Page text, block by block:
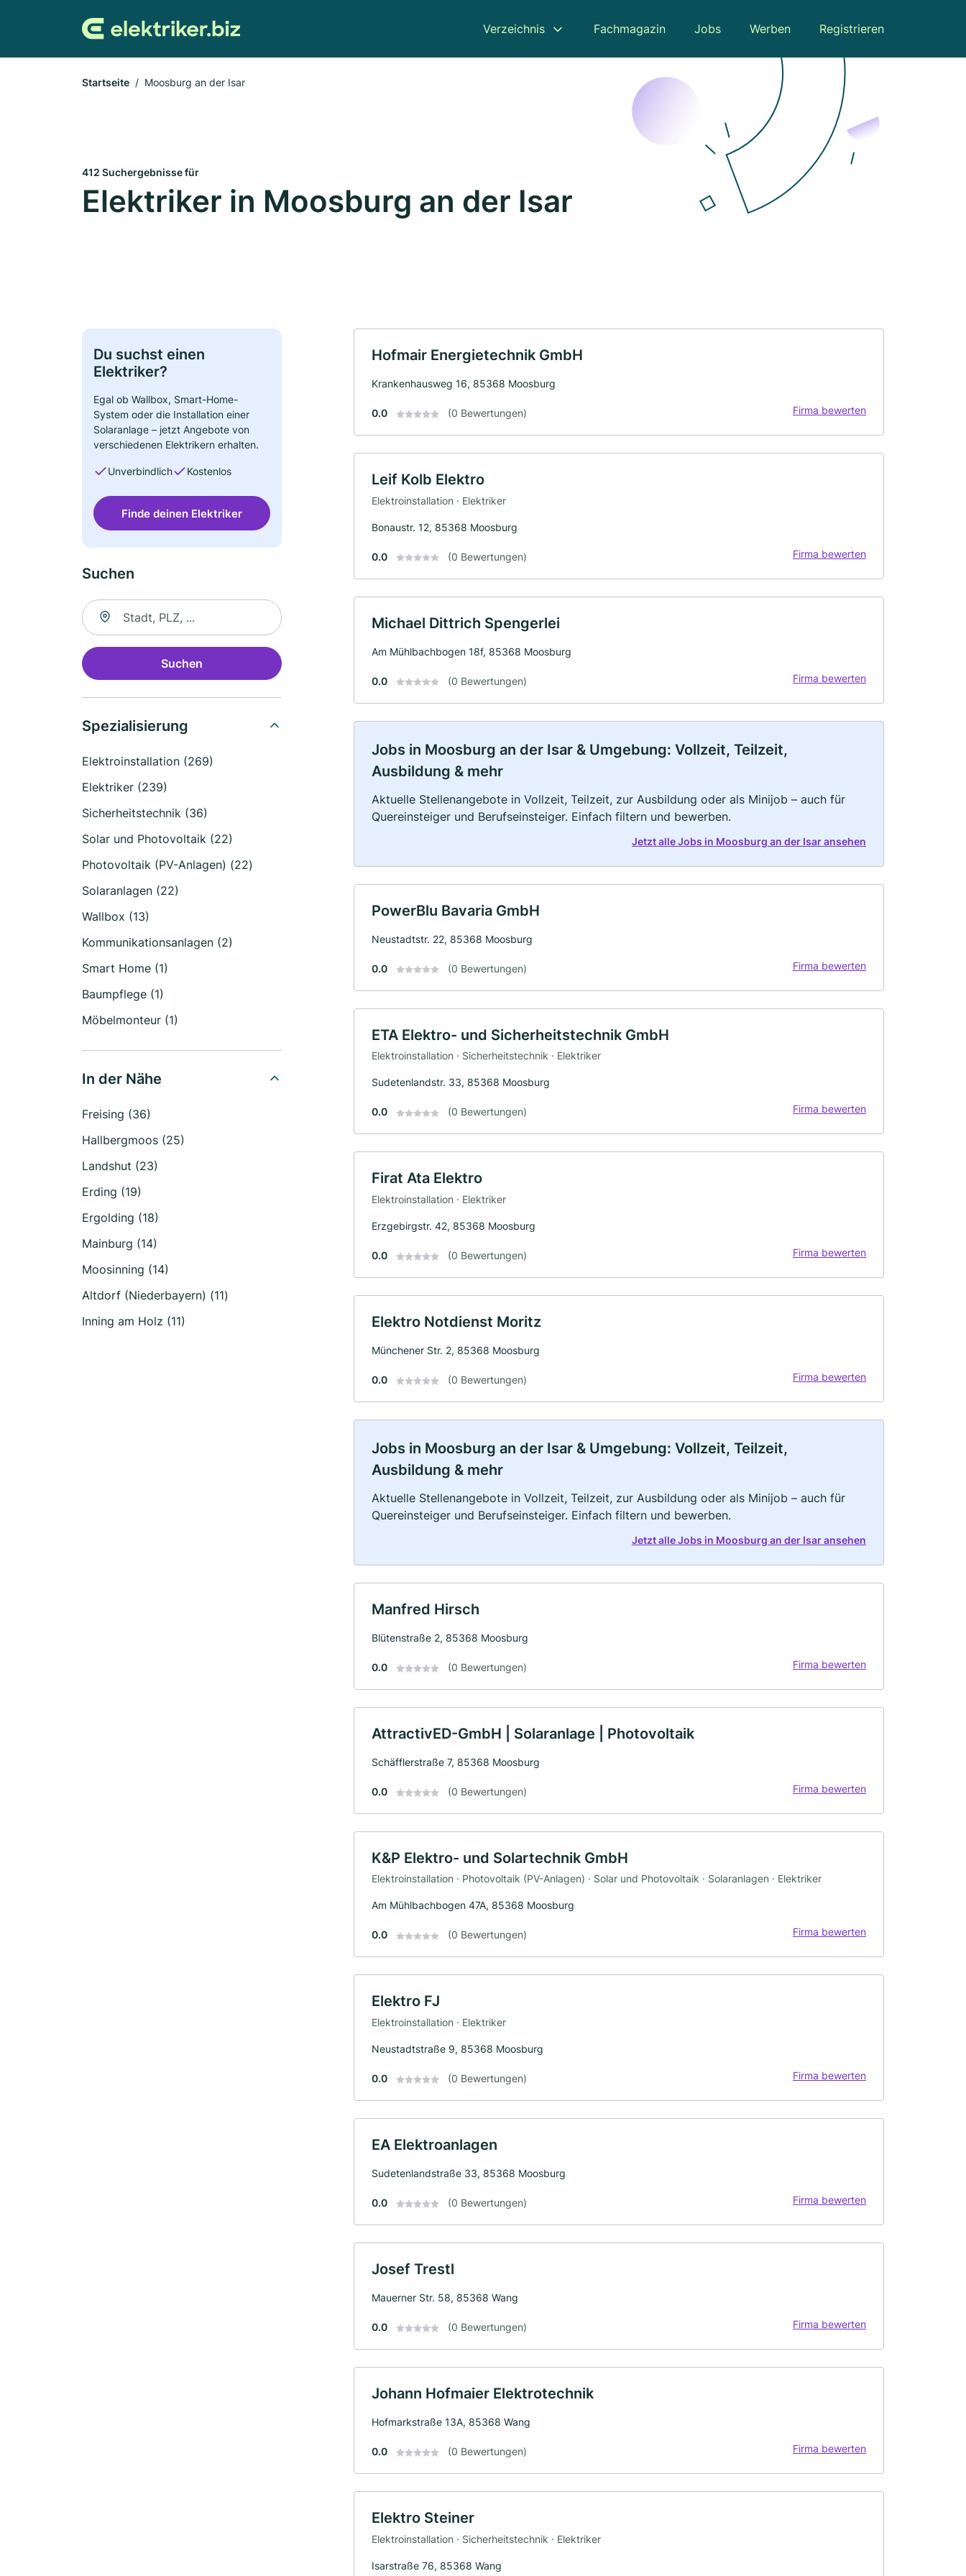
Verzeichnis Fachmagazin Jobs Werben Registrieren
Startseite Moosburg an der Isar
412 Suchergebnisse für
Elektriker in Moosburg an der Isar
Du suchst einen
Elektriker?
Egal ob Wallbox, Smart-Home-
System oder die Installation einer
Solaranlage – jetzt Angebote von
verschiedenen Elektrikern erhalten.
Unverbindlich Kostenlos
Finde deinen Elektriker
Suchen
Suche nach Ort
Suchen
Spezialisierung
Elektroinstallation (269)
Elektriker (239)
Sicherheitstechnik (36)
Solar und Photovoltaik (22)
Photovoltaik (PV-Anlagen) (22)
Solaranlagen (22)
Wallbox (13)
Kommunikationsanlagen (2)
Smart Home (1)
Baumpflege (1)
Möbelmonteur (1)
In der Nähe
Freising (36)
Hallbergmoos (25)
Landshut (23)
Erding (19)
Ergolding (18)
Mainburg (14)
Moosinning (14)
Altdorf (Niederbayern) (11)
Inning am Holz (11)
Hofmair Energietechnik GmbH
Krankenhausweg 16, 85368 Moosburg
0.0 (0 Bewertungen) Firma bewerten
Leif Kolb Elektro
Elektroinstallation · Elektriker
Bonaustr. 12, 85368 Moosburg
0.0 (0 Bewertungen) Firma bewerten
Michael Dittrich Spengerlei
Am Mühlbachbogen 18f, 85368 Moosburg
0.0 (0 Bewertungen) Firma bewerten
Jobs in Moosburg an der Isar & Umgebung: Vollzeit, Teilzeit,
Ausbildung & mehr
Aktuelle Stellenangebote in Vollzeit, Teilzeit, zur Ausbildung oder als Minijob – auch für
Quereinsteiger und Berufseinsteiger. Einfach filtern und bewerben.
Jetzt alle Jobs in Moosburg an der Isar ansehen
PowerBlu Bavaria GmbH
Neustadtstr. 22, 85368 Moosburg
0.0 (0 Bewertungen) Firma bewerten
ETA Elektro- und Sicherheitstechnik GmbH
Elektroinstallation · Sicherheitstechnik · Elektriker
Sudetenlandstr. 33, 85368 Moosburg
0.0 (0 Bewertungen) Firma bewerten
Firat Ata Elektro
Elektroinstallation · Elektriker
Erzgebirgstr. 42, 85368 Moosburg
0.0 (0 Bewertungen) Firma bewerten
Elektro Notdienst Moritz
Münchener Str. 2, 85368 Moosburg
0.0 (0 Bewertungen) Firma bewerten
Jobs in Moosburg an der Isar & Umgebung: Vollzeit, Teilzeit,
Ausbildung & mehr
Aktuelle Stellenangebote in Vollzeit, Teilzeit, zur Ausbildung oder als Minijob – auch für
Quereinsteiger und Berufseinsteiger. Einfach filtern und bewerben.
Jetzt alle Jobs in Moosburg an der Isar ansehen
Manfred Hirsch
Blütenstraße 2, 85368 Moosburg
0.0 (0 Bewertungen) Firma bewerten
AttractivED-GmbH | Solaranlage | Photovoltaik
Schäfflerstraße 7, 85368 Moosburg
0.0 (0 Bewertungen) Firma bewerten
K&P Elektro- und Solartechnik GmbH
Elektroinstallation · Photovoltaik (PV-Anlagen) · Solar und Photovoltaik · Solaranlagen · Elektriker
Am Mühlbachbogen 47A, 85368 Moosburg
0.0 (0 Bewertungen) Firma bewerten
Elektro FJ
Elektroinstallation · Elektriker
Neustadtstraße 9, 85368 Moosburg
0.0 (0 Bewertungen) Firma bewerten
EA Elektroanlagen
Sudetenlandstraße 33, 85368 Moosburg
0.0 (0 Bewertungen) Firma bewerten
Josef Trestl
Mauerner Str. 58, 85368 Wang
0.0 (0 Bewertungen) Firma bewerten
Johann Hofmaier Elektrotechnik
Hofmarkstraße 13A, 85368 Wang
0.0 (0 Bewertungen) Firma bewerten
Elektro Steiner
Elektroinstallation · Sicherheitstechnik · Elektriker
Isarstraße 76, 85368 Wang